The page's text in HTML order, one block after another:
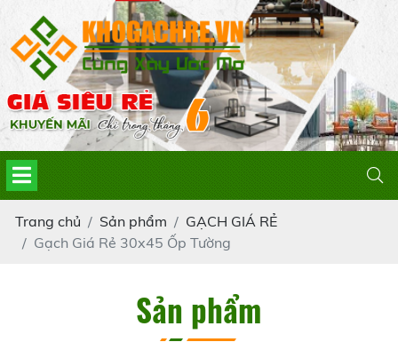
Trang chủ Sản phẩm
GẠCH GIÁ RẺ
Gạch Giá Rẻ 30x45 Ốp Tường
Sản phẩm